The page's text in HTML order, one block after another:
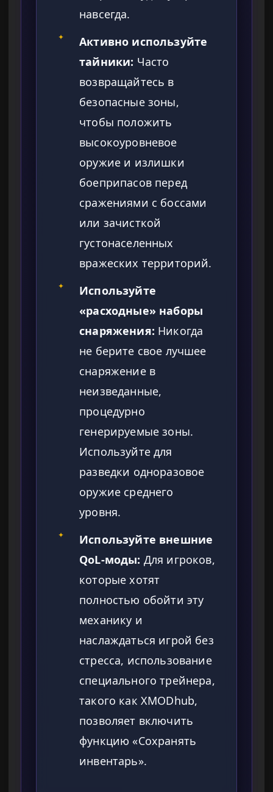
навсегда.
✦
Активно используйте
тайники: Часто
возвращайтесь в
безопасные зоны,
чтобы положить
высокоуровневое
оружие и излишки
боеприпасов перед
сражениями с боссами
или зачисткой
густонаселенных
вражеских территорий.
✦
Используйте
«расходные» наборы
снаряжения: Никогда
не берите свое лучшее
снаряжение в
неизведанные,
процедурно
генерируемые зоны.
Используйте для
разведки одноразовое
оружие среднего
уровня.
✦
Используйте внешние
QoL-моды: Для игроков,
которые хотят
полностью обойти эту
механику и
наслаждаться игрой без
стресса, использование
специального трейнера,
такого как XMODhub,
позволяет включить
функцию «Сохранять
инвентарь».